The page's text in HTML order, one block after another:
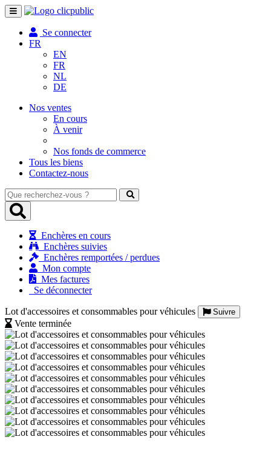
Toggle
navigation
Se connecter
FR
EN
FR
NL
DE
Nos ventes
En cours
À venir
Nos fonds de commerce
Tous les biens
Contactez-nous
Que
recherchez-
vous
Enchères en cours
Enchères suivies
Enchères remportées / perdues
Mon compte
Mes factures
Se déconnecter
Lot d'accessoires et consommables pour véhicules Suivre
Vente terminée